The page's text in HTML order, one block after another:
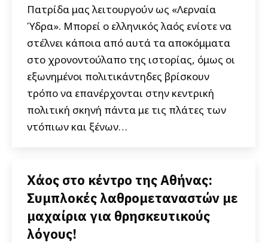
Πατρίδα μας λειτουργούν ως «Λερναία
Ύδρα». Μπορεί ο ελληνικός λαός ενίοτε να
στέλνει κάποια από αυτά τα αποκόμματα
στο χρονοντούλαπο της ιστορίας, όμως οι
εξωνημένοι πολιτικάντηδες βρίσκουν
τρόπο να επανέρχονται στην κεντρική
πολιτική σκηνή πάντα με τις πλάτες των
ντόπιων και ξένων…
Χάος στο κέντρο της Αθήνας:
Συμπλοκές λαθρομεταναστών με
μαχαίρια για θρησκευτικούς
λόγους!